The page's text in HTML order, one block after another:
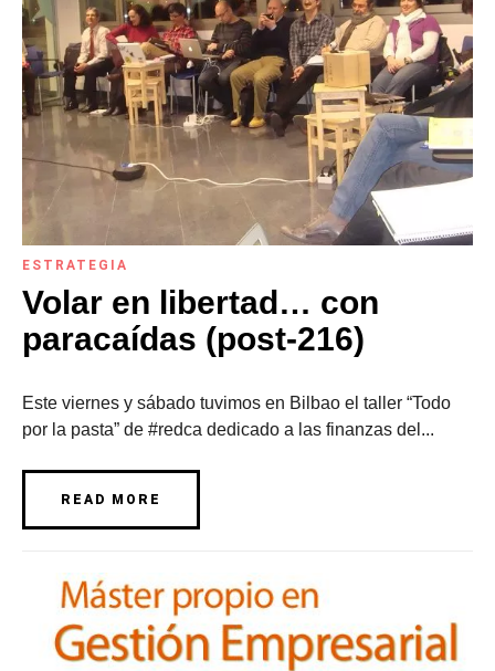
ESTRATEGIA
Volar en libertad… con
paracaídas (post-216)
Este viernes y sábado tuvimos en Bilbao el taller “Todo
por la pasta” de #redca dedicado a las finanzas del...
READ MORE